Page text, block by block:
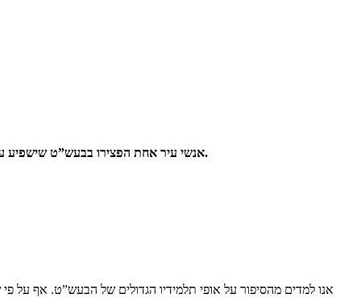
אנשי עיר אחת הפצירו בבעש”ט שישפיע על תלמידו רבי יחיאל מיכל מזלוטשוב שיקבל עליו את עול הרבנות בעירם. הבעש”ט הפציר בתלמידו מאד, אך רבי יחיאל מיכל מזלוטשוב לא הושפע מכך.
אנו למדים מהסיפור על אופי תלמידיו הגדולים של הבעש”ט. אף על